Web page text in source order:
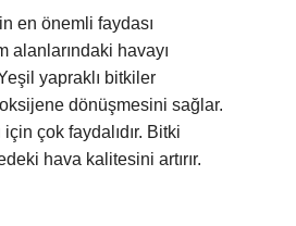
en önemli faydası
alanlarındaki havayı
yapraklı bitkiler
dönüşmesini sağlar.
için çok faydalıdır. Bitki
hava kalitesini artırır.